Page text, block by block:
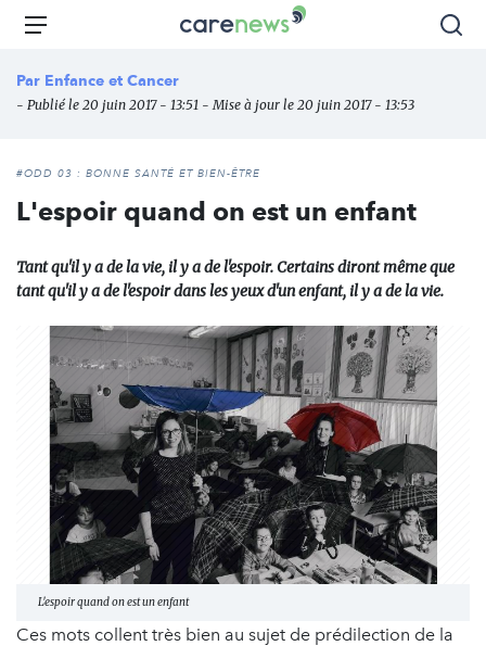
Aller
principal
Carenews,
des
l'engagement
Menu
Par Enfance et Cancer
- Publié le 20 juin 2017 - 13:51 - Mise à jour le 20 juin 2017 - 13:53
#ODD 03 : BONNE SANTÉ ET BIEN-ÊTRE
L'espoir quand on est un enfant
Tant qu'il y a de la vie, il y a de l'espoir. Certains diront même que
tant qu'il y a de l'espoir dans les yeux d'un enfant, il y a de la vie.
L'espoir quand on est un enfant
Ces mots collent très bien au sujet de prédilection de la